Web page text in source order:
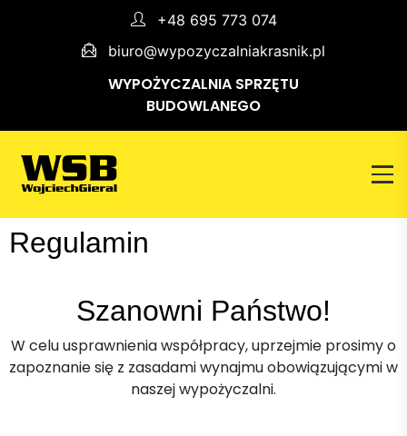
+48 695 773 074
biuro@wypozyczalniakrasnik.pl
WYPOŻYCZALNIA SPRZĘTU
BUDOWLANEGO
Regulamin
Szanowni Państwo!
W celu usprawnienia współpracy, uprzejmie prosimy o
zapoznanie się z zasadami wynajmu obowiązującymi w
naszej wypożyczalni.